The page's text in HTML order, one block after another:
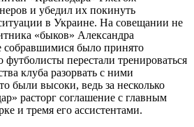
и убедил их покинуть
в Украине. На совещании не
«быков» Александра
было принято
футболисты перестали тренироваться
клуба разорвать с ними
были высоки, ведь за несколько
расторг соглашение с главным
и тремя его ассистентами.